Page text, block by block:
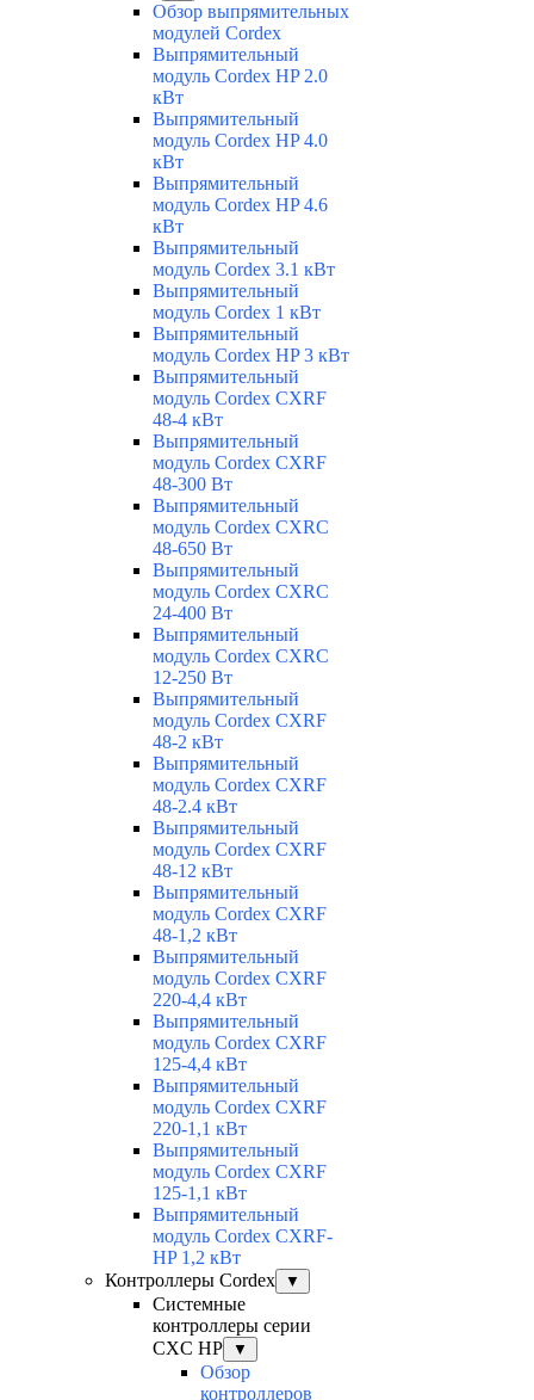
Обзор выпрямительных
модулей Cordex
Выпрямительный
модуль Cordex HP 2.0
кВт
Выпрямительный
модуль Cordex HP 4.0
кВт
Выпрямительный
модуль Cordex HP 4.6
кВт
Выпрямительный
модуль Cordex 3.1 кВт
Выпрямительный
модуль Cordex 1 кВт
Выпрямительный
модуль Cordex HP 3 кВт
Выпрямительный
модуль Cordex CXRF
48-4 кВт
Выпрямительный
модуль Cordex CXRF
48-300 Вт
Выпрямительный
модуль Cordex CXRС
48-650 Вт
Выпрямительный
модуль Cordex CXRС
24-400 Вт
Выпрямительный
модуль Cordex CXRС
12-250 Вт
Выпрямительный
модуль Cordex CXRF
48-2 кВт
Выпрямительный
модуль Cordex CXRF
48-2.4 кВт
Выпрямительный
модуль Cordex CXRF
48-12 кВт
Выпрямительный
модуль Cordex CXRF
48-1,2 кВт
Выпрямительный
модуль Cordex CXRF
220-4,4 кВт
Выпрямительный
модуль Cordex CXRF
125-4,4 кВт
Выпрямительный
модуль Cordex CXRF
220-1,1 кВт
Выпрямительный
модуль Cordex CXRF
125-1,1 кВт
Выпрямительный
модуль Cordex CXRF-
HP 1,2 кВт
Контроллеры Cordex
▼
Системные
контроллеры серии
CXC HP
▼
Обзор
контроллеров